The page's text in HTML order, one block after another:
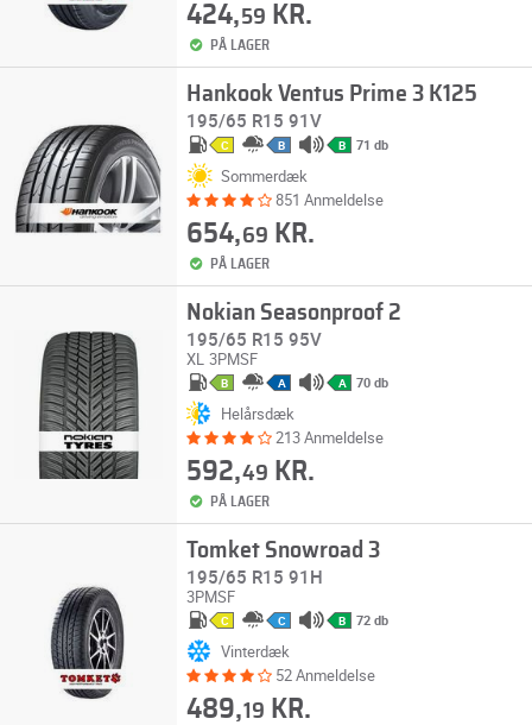
424,59 KR.
PÅ LAGER
Hankook Ventus Prime 3 K125
195/65 R15 91V
C B B 71 db
Sommerdæk
851 Anmeldelse
654,69 KR.
PÅ LAGER
Nokian Seasonproof 2
195/65 R15 95V
XL 3PMSF
B A A 70 db
Helårsdæk
213 Anmeldelse
592,49 KR.
PÅ LAGER
Tomket Snowroad 3
195/65 R15 91H
3PMSF
C C B 72 db
Vinterdæk
52 Anmeldelse
489,19 KR.